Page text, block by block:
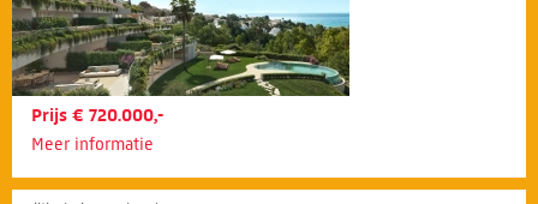
Prijs € 720.000,-
Meer informatie